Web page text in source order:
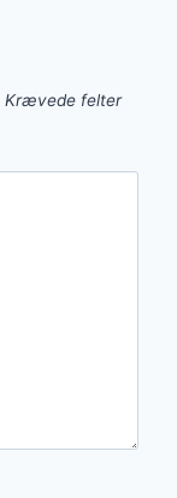
Krævede felter